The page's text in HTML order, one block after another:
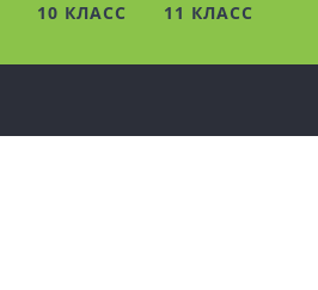
10 КЛАСС 11 КЛАСС